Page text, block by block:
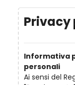
Privacy
Informativa
personali
Ai sensi del